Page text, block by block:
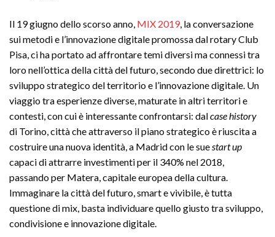
Il 19 giugno dello scorso anno, MIX 2019, la conversazione
sui metodi e l’innovazione digitale promossa dal rotary Club
Pisa, ci ha portato ad affrontare temi diversi ma connessi tra
loro nell’ottica della città del futuro, secondo due direttrici: lo
sviluppo strategico del territorio e l’innovazione digitale. Un
viaggio tra esperienze diverse, maturate in altri territori e
contesti, con cui è interessante confrontarsi: dalcase history
di Torino, città che attraverso il piano strategico è riuscita a
costruire una nuova identità, a Madrid con le suestart up
capaci di attrarre investimenti per il 340% nel 2018,
passando per Matera, capitale europea della cultura.
Immaginare la città del futuro, smart e vivibile, è tutta
questione di mix, basta individuare quello giusto tra sviluppo,
condivisione e innovazione digitale.